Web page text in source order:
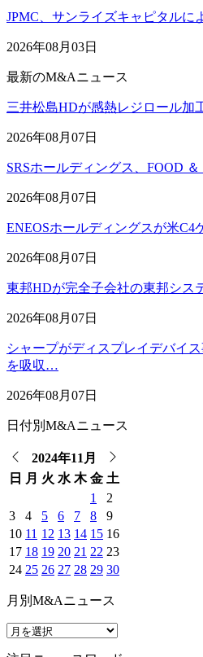
JPMC、サンライズキャピタルに
2026年08月03日
最新のM&Aニュース
三井松島HDが感熱レジロール加
2026年08月07日
SRSホールディングス、FOOD
2026年08月07日
ENEOSホールディングスが米
2026年08月07日
東邦HDが完全子会社の東邦シス
2026年08月07日
シャープがディスプレイデバイ
を吸収…
2026年08月07日
日付別M&Aニュース
2024年11月
日
月 火 水 木 金 土
1
2
3
4 5 6 7 8
9
10 11 12 13 14 15 16
17 18 19 20 21 22 23
24 25 26 27 28 29 30
月別M&Aニュース